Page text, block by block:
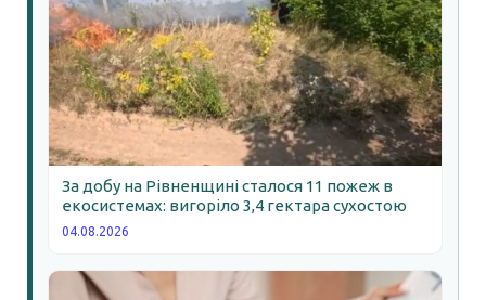
За добу на Рівненщині сталося 11 пожеж в
екосистемах: вигоріло 3,4 гектара сухостою
04.08.2026